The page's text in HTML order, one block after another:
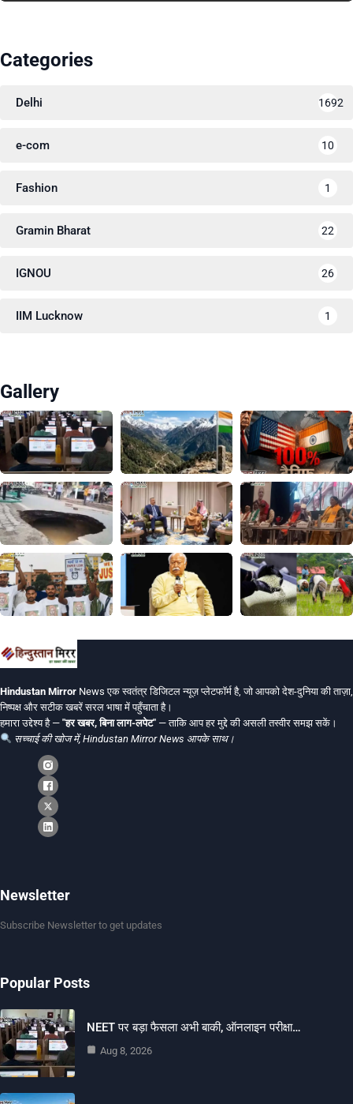
Categories
Delhi 1692
e-com 10
Fashion 1
Gramin Bharat 22
IGNOU 26
IIM Lucknow 1
Gallery
Hindustan Mirror News एक स्वतंत्र डिजिटल न्यूज़ प्लेटफॉर्म है, जो आपको देश-दुनिया की ताज़ा,
निष्पक्ष और सटीक खबरें सरल भाषा में पहुँचाता है।
हमारा उद्देश्य है — "हर खबर, बिना लाग-लपेट" — ताकि आप हर मुद्दे की असली तस्वीर समझ सकें।
सच्चाई की खोज में, Hindustan Mirror News आपके साथ।
Newsletter
Subscribe Newsletter to get updates
Popular Posts
NEET पर बड़ा फैसला अभी बाकी, ऑनलाइन परीक्षा…
Aug 8, 2026